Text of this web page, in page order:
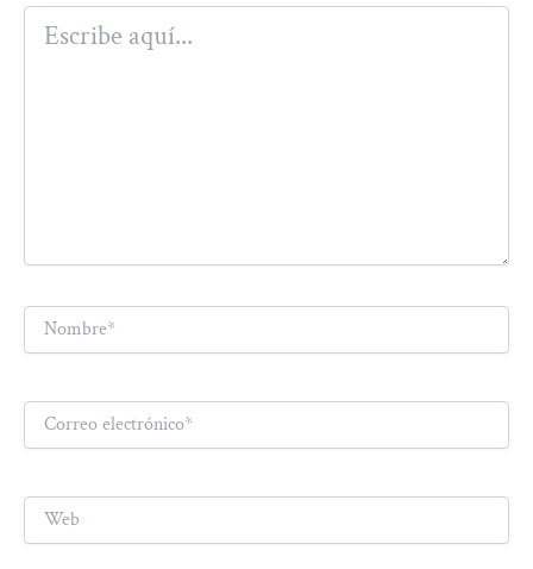
Escribe
aquí...
Nombre*
Correo
electrónico*
Web